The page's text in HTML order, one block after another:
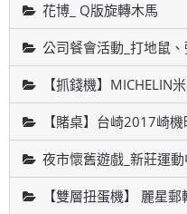
花博_ Q版旋轉木馬
公司餐會活動_打地鼠
【抓錢機】MICHELIN
【賭桌】台崎2017崎
夜市懷舊遊戲_新莊運
【雙層扭蛋機】 麗星